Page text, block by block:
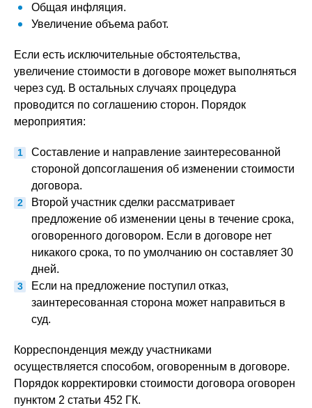
Общая инфляция.
Увеличение объема работ.
Если есть исключительные обстоятельства,
увеличение стоимости в договоре может выполняться
через суд. В остальных случаях процедура
проводится по соглашению сторон. Порядок
мероприятия:
Составление и направление заинтересованной
стороной допсоглашения об изменении стоимости
договора.
Второй участник сделки рассматривает
предложение об изменении цены в течение срока,
оговоренного договором. Если в договоре нет
никакого срока, то по умолчанию он составляет 30
дней.
Если на предложение поступил отказ,
заинтересованная сторона может направиться в
суд.
Корреспонденция между участниками
осуществляется способом, оговоренным в договоре.
Порядок корректировки стоимости договора оговорен
пунктом 2 статьи 452 ГК.